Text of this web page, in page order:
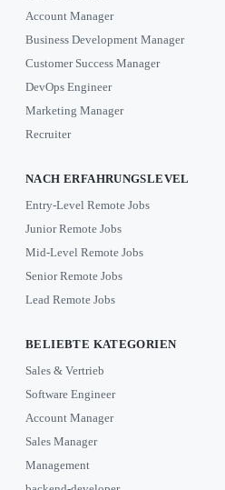
Account Manager
Business Development Manager
Customer Success Manager
DevOps Engineer
Marketing Manager
Recruiter
NACH ERFAHRUNGSLEVEL
Entry-Level Remote Jobs
Junior Remote Jobs
Mid-Level Remote Jobs
Senior Remote Jobs
Lead Remote Jobs
BELIEBTE KATEGORIEN
Sales & Vertrieb
Software Engineer
Account Manager
Sales Manager
Management